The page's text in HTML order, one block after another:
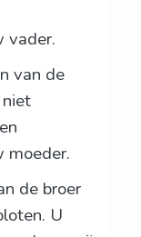
vader.
van de
moeder.
de broer
U